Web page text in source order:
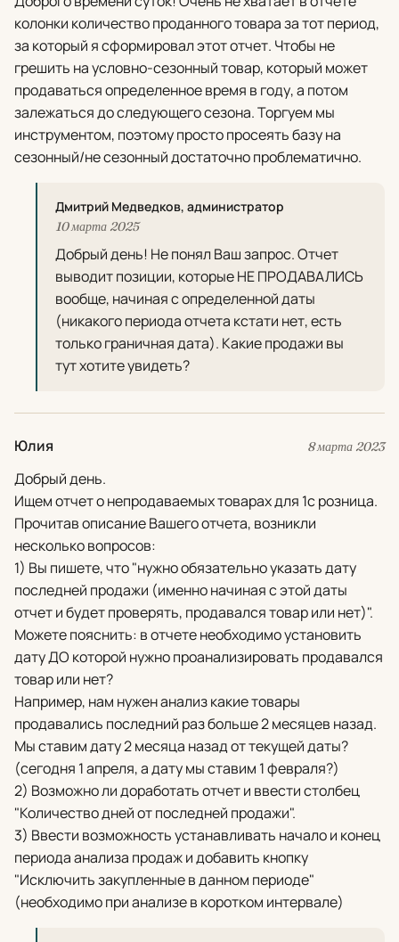
колонки количество проданного товара за тот период,
за который я сформировал этот отчет. Чтобы не
грешить на условно-сезонный товар, который может
продаваться определенное время в году, а потом
залежаться до следующего сезона. Торгуем мы
инструментом, поэтому просто просеять базу на
сезонный/не сезонный достаточно проблематично.
Дмитрий Медведков, администратор
10 марта 2025
Добрый день! Не понял Ваш запрос. Отчет
выводит позиции, которые НЕ ПРОДАВАЛИСЬ
вообще, начиная с определенной даты
(никакого периода отчета кстати нет, есть
только граничная дата). Какие продажи вы
тут хотите увидеть?
Юлия 8 марта 2023
Добрый день.
Ищем отчет о непродаваемых товарах для 1с розница.
Прочитав описание Вашего отчета, возникли
несколько вопросов:
1) Вы пишете, что "нужно обязательно указать дату
последней продажи (именно начиная с этой даты
отчет и будет проверять, продавался товар или нет)".
Можете пояснить: в отчете необходимо установить
дату ДО которой нужно проанализировать продавался
товар или нет?
Например, нам нужен анализ какие товары
продавались последний раз больше 2 месяцев назад.
Мы ставим дату 2 месяца назад от текущей даты?
(сегодня 1 апреля, а дату мы ставим 1 февраля?)
2) Возможно ли доработать отчет и ввести столбец
"Количество дней от последней продажи".
3) Ввести возможность устанавливать начало и конец
периода анализа продаж и добавить кнопку
"Исключить закупленные в данном периоде"
(необходимо при анализе в коротком интервале)